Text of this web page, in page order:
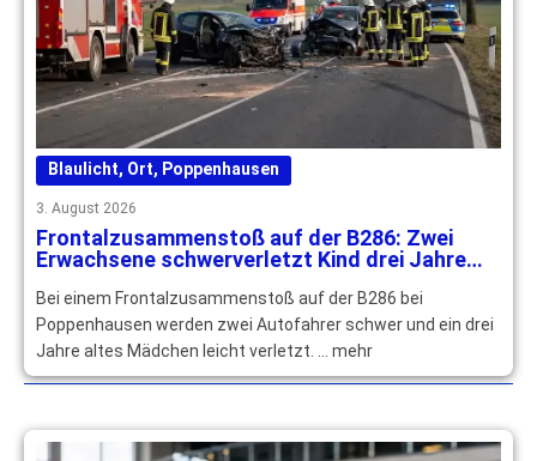
Blaulicht, Ort, Poppenhausen
3. August 2026
Frontalzusammenstoß auf der B286: Zwei
Erwachsene schwerverletzt Kind drei Jahre
Bei einem Frontalzusammenstoß auf der B286 bei
Poppenhausen werden zwei Autofahrer schwer und ein drei
Jahre altes Mädchen leicht verletzt. … mehr